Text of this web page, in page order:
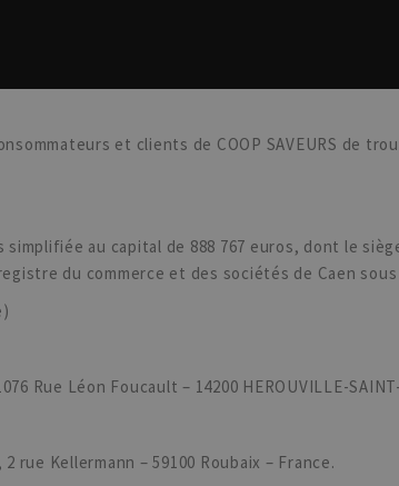
et clients de COOP SAVEURS de
au capital de 888 767 euros, dont le
du commerce et des sociétés de Caen
Rue Léon Foucault – 14200 HEROUVILLE-
rue Kellermann – 59100 Roubaix – France.